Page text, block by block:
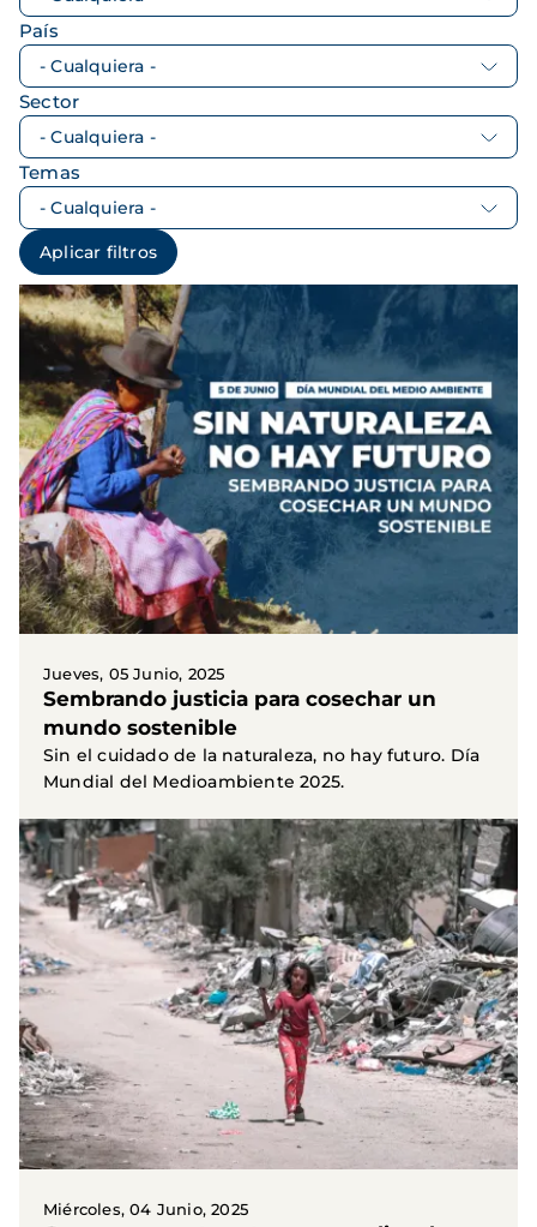
País
Sector
Temas
Jueves, 05 Junio, 2025
Sembrando justicia para cosechar un
mundo sostenible
Sin el cuidado de la naturaleza, no hay futuro. Día
Mundial del Medioambiente 2025.
Miércoles, 04 Junio, 2025